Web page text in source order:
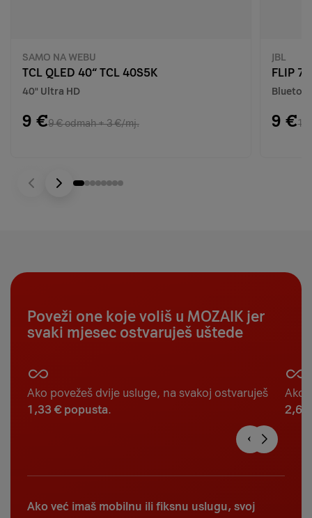
SAMO NA WEBU
TCL QLED 40“ TCL 40S5K
40" Ultra HD
9 €9 € odmah + 3 €/mj.
JBL
FLIP 7
9 €
Poveži one koje voliš u MOZAIK jer
svaki mjesec ostvaruješ uštede
Ako povežeš dvije usluge, na svakoj ostvaruješ
1,33 € popusta.
Ako
2,67
Ako već imaš mobilnu ili fiksnu uslugu, svoj